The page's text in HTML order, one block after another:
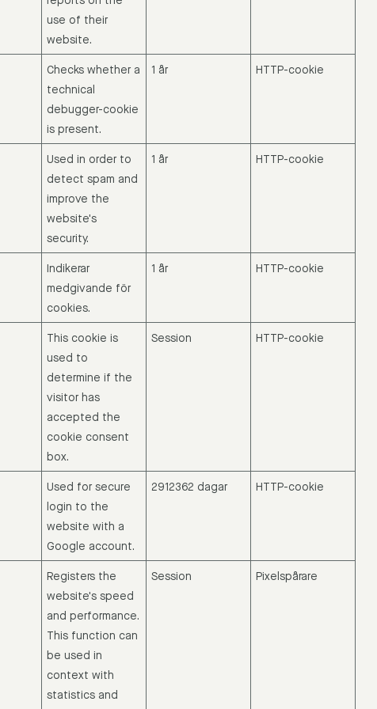
use of their
website.
Checks whether a
technical
debugger-cookie
is present.
1 år HTTP-cookie
Used in order to
detect spam and
improve the
website's
security.
1 år HTTP-cookie
Indikerar
medgivande för
cookies.
1 år HTTP-cookie
This cookie is
used to
determine if the
visitor has
accepted the
cookie consent
box.
Session HTTP-cookie
Used for secure
login to the
website with a
Google account.
2912362 dagar HTTP-cookie
Registers the
website's speed
and performance.
This function can
be used in
context with
statistics and
Session Pixelspårare